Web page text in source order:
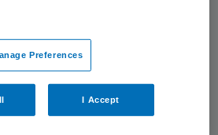
met hem te krijgen,
niet. “Rahiied, waarom
foto’s kijken? Waarom
om?” A. draaide iedere
wilde niemand
Preferences
I Accept